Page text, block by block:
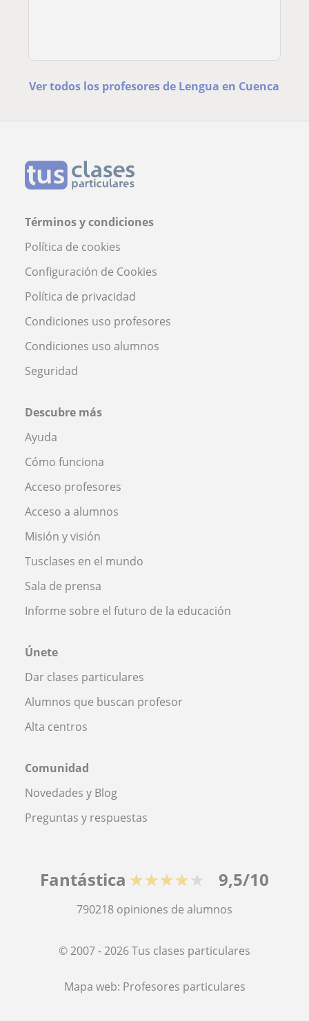
Ver todos los profesores de Lengua en Cuenca
Términos y condiciones
Política de cookies
Configuración de Cookies
Política de privacidad
Condiciones uso profesores
Condiciones uso alumnos
Seguridad
Descubre más
Ayuda
Cómo funciona
Acceso profesores
Acceso a alumnos
Misión y visión
Tusclases en el mundo
Sala de prensa
Informe sobre el futuro de la educación
Únete
Dar clases particulares
Alumnos que buscan profesor
Alta centros
Comunidad
Novedades y Blog
Preguntas y respuestas
Fantástica ★★★★★ 9,5/10
790218 opiniones de alumnos
© 2007 - 2026 Tus clases particulares
Mapa web: Profesores particulares